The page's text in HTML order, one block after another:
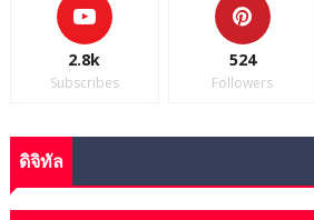
2.8k
Subscribes
524
Followers
ดิจิทัล